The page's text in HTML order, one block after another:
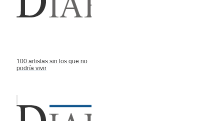
100 artistas sin los que no
podría vivir